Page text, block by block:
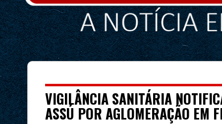
VIGILÂNCIA SANITÁRIA
ASSÚ POR AGLOMERAÇÃO EM